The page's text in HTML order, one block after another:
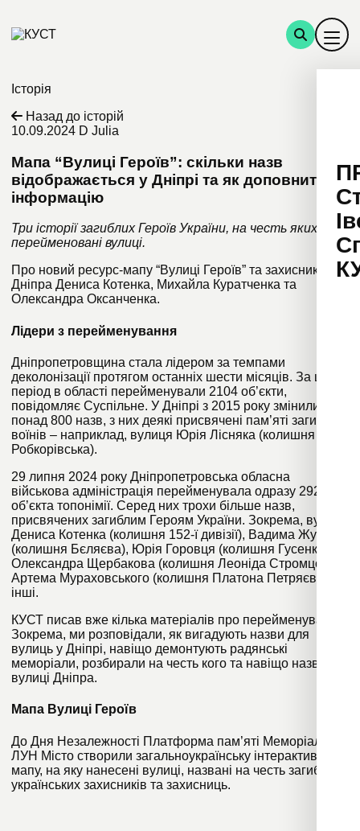
Історія
Назад до історій
10.09.2024 D Julia
Мапа “Вулиці Героїв”: скільки назв
відображається у Дніпрі та як доповнити
інформацію
Три історії загиблих Героїв України, на честь яких
перейменовані вулиці.
Про новий ресурс-мапу “Вулиці Героїв” та захисників з
Дніпра Дениса Котенка, Михайла Куратченка та
Олександра Оксанченка.
Лідери з перейменування
Дніпропетровщина стала лідером за темпами
деколонізації протягом останніх шести місяців. За цей
період в області перейменували 2104 об’єкти,
повідомляє Суспільне. У Дніпрі з 2015 року змінили
понад 800 назв, з них деякі присвячені пам’яті загиблих
воїнів – наприклад, вулиця Юрія Лісняка (колишня
Робкорівська).
29 липня 2024 року Дніпропетровська обласна
військова адміністрація перейменувала одразу 292
об’єкта топонімії. Серед них трохи більше назв,
присвячених загиблим Героям України. Зокрема, вулиці
Дениса Котенка (колишня 152-ї дивізії), Вадима Жукова
(колишня Бєляєва), Юрія Горовця (колишня Гусенка),
Олександра Щербакова (колишня Леоніда Стромцова),
Артема Мураховського (колишня Платона Петряєва) та
інші.
КУСТ писав вже кілька матеріалів про перейменування.
Зокрема, ми розповідали, як вигадують назви для
вулиць у Дніпрі, навіщо демонтують радянські
меморіали, розбирали на честь кого та навіщо названі
вулиці Дніпра.
Мапа Вулиці Героїв
До Дня Незалежності Платформа пам’яті Меморіал та
ЛУН Місто створили загальноукраїнську інтерактивну
мапу, на яку нанесені вулиці, названі на честь загиблих
українських захисників та захисниць.